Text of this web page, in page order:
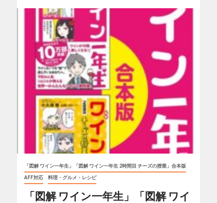
「図解 ワイン一年生」「図解 ワイン一年生 2時間目 チーズの授業」合本版
AFF対応 料理・グルメ・レシピ
「図解 ワイン一年生」「図解 ワイ